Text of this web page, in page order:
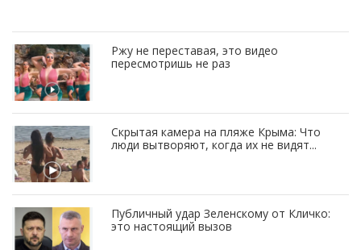
Ржу не переставая, это видео
пересмотришь не раз
Скрытая камера на пляже Крыма: Что
люди вытворяют, когда их не видят...
Публичный удар Зеленскому от Кличко:
это настоящий вызов